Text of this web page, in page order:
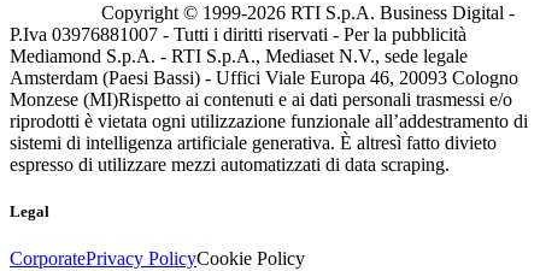
Copyright © 1999-2026 RTI S.p.A. Business Digital -
P.Iva 03976881007 - Tutti i diritti riservati - Per la pubblicità
Mediamond S.p.A. - RTI S.p.A., Mediaset N.V., sede legale
Amsterdam (Paesi Bassi) - Uffici Viale Europa 46, 20093 Cologno
Monzese (MI)Rispetto ai contenuti e ai dati personali trasmessi e/o
riprodotti è vietata ogni utilizzazione funzionale all’addestramento di
sistemi di intelligenza artificiale generativa. È altresì fatto divieto
espresso di utilizzare mezzi automatizzati di data scraping.
Legal
CorporatePrivacy PolicyCookie Policy